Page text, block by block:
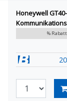
Honeywell GT40-
% Rabatt
20